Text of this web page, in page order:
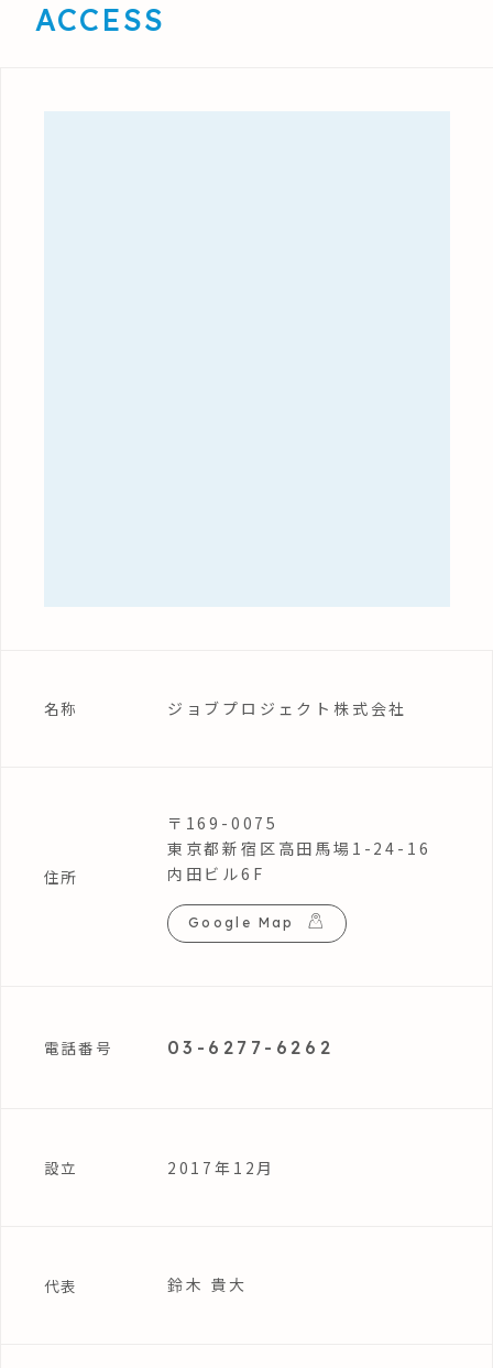
ACCESS
名称 ジョブプロジェクト株式会社
住所
〒169-0075
東京都新宿区高田馬場1-24-16
内田ビル6F
Google Map
電話番号 03-6277-6262
設立 2017年12月
代表 鈴木 貴大